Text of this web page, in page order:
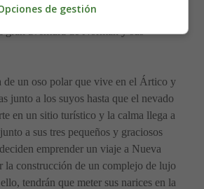
gran aventura de Norman y sus
de un oso polar que vive en el Ártico y
junto a los suyos hasta que el nevado
en un sitio turístico y la calma llega a
a sus tres pequeños y graciosos
emprender un viaje a Nueva
la construcción de un complejo de lujo
tendrán que meter sus narices en la
de gestión